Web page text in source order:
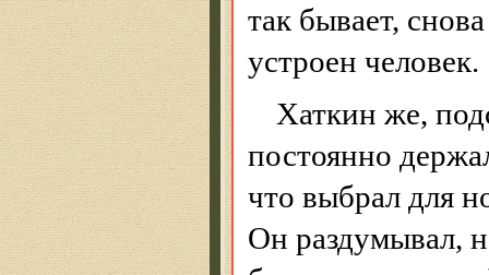
так бывает,
устроен человек.
Хаткин же,
постоянно
что выбрал для
Он раздумывал,